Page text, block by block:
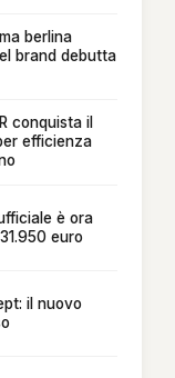
berlina
brand debutta
conquista il
efficienza
è ora
euro
il nuovo